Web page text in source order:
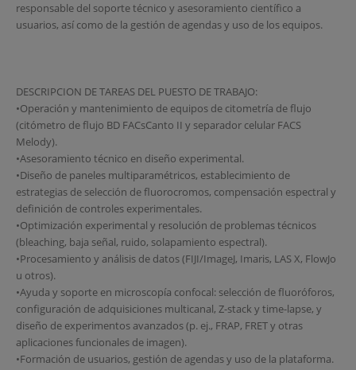
responsable del soporte técnico y asesoramiento científico a
usuarios, así como de la gestión de agendas y uso de los equipos.
DESCRIPCION DE TAREAS DEL PUESTO DE TRABAJO:
•Operación y mantenimiento de equipos de citometría de flujo
(citómetro de flujo BD FACsCanto II y separador celular FACS
Melody).
•Asesoramiento técnico en diseño experimental.
•Diseño de paneles multiparamétricos, establecimiento de
estrategias de selección de fluorocromos, compensación espectral y
definición de controles experimentales.
•Optimización experimental y resolución de problemas técnicos
(bleaching, baja señal, ruido, solapamiento espectral).
•Procesamiento y análisis de datos (FIJI/ImageJ, Imaris, LAS X, FlowJo
u otros).
•Ayuda y soporte en microscopía confocal: selección de fluoróforos,
configuración de adquisiciones multicanal, Z-stack y time-lapse, y
diseño de experimentos avanzados (p. ej., FRAP, FRET y otras
aplicaciones funcionales de imagen).
•Formación de usuarios, gestión de agendas y uso de la plataforma.